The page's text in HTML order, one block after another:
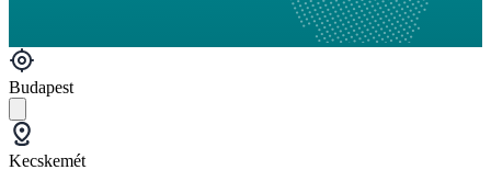
Budapest
Kecskemét